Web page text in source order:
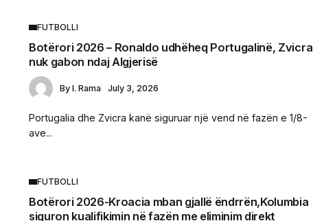
FUTBOLLI
Botërori 2026 – Ronaldo udhëheq Portugalinë, Zvicra
nuk gabon ndaj Algjerisë
By I. Rama July 3, 2026
Portugalia dhe Zvicra kanë siguruar një vend në fazën e 1/8-
ave...
FUTBOLLI
Botërori 2026-Kroacia mban gjallë ëndrrën,Kolumbia
siguron kualifikimin në fazën me eliminim direkt